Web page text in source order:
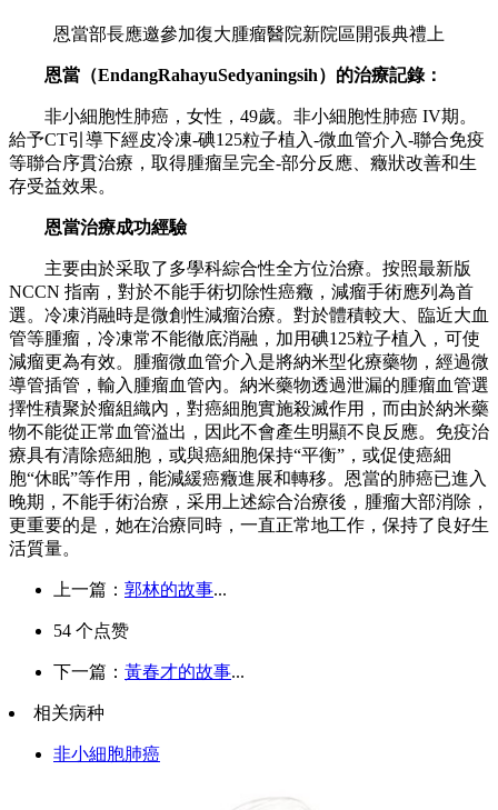
恩當部長應邀參加復大腫瘤醫院新院區開張典禮上
恩當（EndangRahayuSedyaningsih）的治療記錄：
非小細胞性肺癌，女性， 49歲。非小細胞性肺癌 IV期。
給予CT引導下經皮冷凍-碘125粒子植入-微血管介入-聯合免疫
等聯合序貫治療，取得腫瘤呈完全-部分反應、癥狀改善和生
存受益效果。
恩當治療成功經驗
主要由於采取了多學科綜合性全方位治療。按照最新版
NCCN 指南，對於不能手術切除性癌癥，減瘤手術應列為首
選。冷凍消融時是微創性減瘤治療。對於體積較大、臨近大血
管等腫瘤，冷凍常不能徹底消融，加用碘125粒子植入，可使
減瘤更為有效。腫瘤微血管介入是將納米型化療藥物，經過微
導管插管，輸入腫瘤血管內。納米藥物透過泄漏的腫瘤血管選
擇性積聚於瘤組織內，對癌細胞實施殺滅作用，而由於納米藥
物不能從正常血管溢出，因此不會產生明顯不良反應。免疫治
療具有清除癌細胞，或與癌細胞保持“平衡”，或促使癌細
胞“休眠”等作用，能減緩癌癥進展和轉移。恩當的肺癌已進入
晚期，不能手術治療，采用上述綜合治療後，腫瘤大部消除，
更重要的是，她在治療同時，一直正常地工作，保持了良好生
活質量。
上一篇： 郭林的故事...
54 个点赞
下一篇： 黃春才的故事...
相关病种
非小細胞肺癌